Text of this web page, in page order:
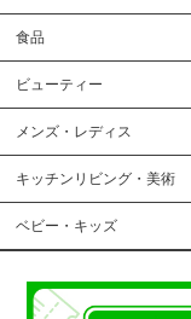
食品
ビューティー
メンズ・レディス
キッチンリビング・美術
ベビー・キッズ